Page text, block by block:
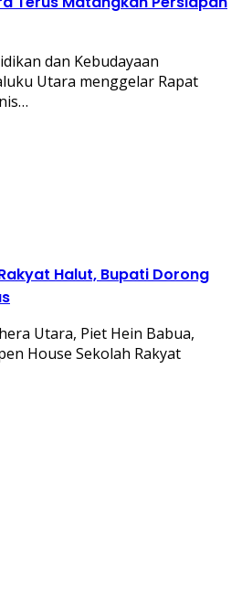
dan Kebudayaan
Utara menggelar Rapat
Halut, Bupati Dorong
Utara, Piet Hein Babua,
House Sekolah Rakyat